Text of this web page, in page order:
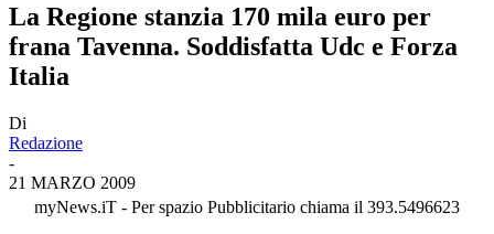
La Regione stanzia 170 mila euro per
frana Tavenna. Soddisfatta Udc e Forza
Italia
Di
Redazione
-
21 MARZO 2009
myNews.iT - Per spazio Pubblicitario chiama il 393.5496623